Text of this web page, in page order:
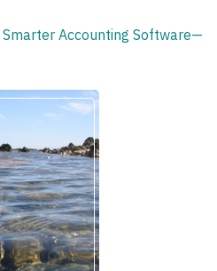
Smarter Accounting Software—